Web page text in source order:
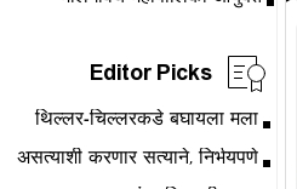
Editor Picks